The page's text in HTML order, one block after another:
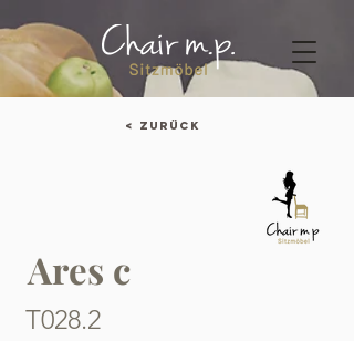
< Zurück
Ares c
T028.2